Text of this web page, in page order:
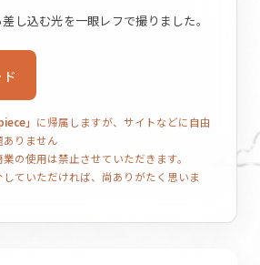
し込む光を一眼レフで撮りました。
」 に帰属しますが、サイトなどに自由
りません
の使用は禁止させていただきます。
ていただければ、尚ありがたく思いま